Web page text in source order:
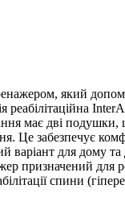
який
реабілітаційна
має дві
Це забезпечує
варіант для дому
призначений для
спини